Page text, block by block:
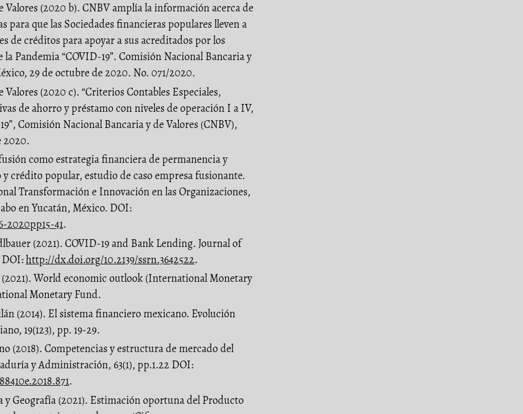
(2020 b). CNBV amplía la información acerca de
para que las Sociedades financieras populares lleven a
de créditos para apoyar a sus acreditados por los
Pandemia “COVID-19”. Comisión Nacional Bancaria y
29 de octubre de 2020. No. 071/2020.
(2020 c). “Criterios Contables Especiales,
de ahorro y préstamo con niveles de operación I a IV,
Comisión Nacional Bancaria y de Valores (CNBV),
2020.
como estrategia financiera de permanencia y
crédito popular, estudio de caso empresa fusionante.
Transformación e Innovación en las Organizaciones,
en Yucatán, México. DOI:
2020pp15-41.
(2021). COVID-19 and Bank Lending. Journal of
DOI:http://dx.doi.org/10.2139/ssrn.3642522.
World economic outlook (International Monetary
Monetary Fund.
(2014). El sistema financiero mexicano. Evolución
19(123), pp. 19-29.
(2018). Competencias y estructura de mercado del
y Administración, 63(1), pp.1.22 DOI:
.
Geografía (2021). Estimación oportuna del Producto